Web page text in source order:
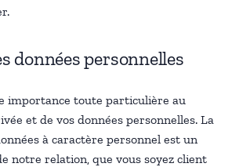
données personnelles
importance toute particulière au
et de vos données personnelles. La
à caractère personnel est un
notre relation, que vous soyez client